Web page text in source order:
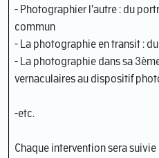
- Photographier l'autre : du
commun
- La photographie en transit :
- La photographie dans sa
vernaculaires au dispositif
-etc.
Chaque intervention sera